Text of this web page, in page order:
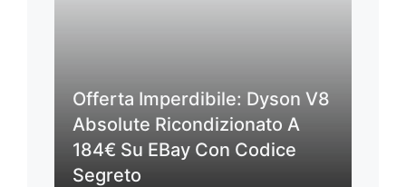
Offerta Imperdibile: Dyson V8
Absolute Ricondizionato A
184€ Su EBay Con Codice
Segreto